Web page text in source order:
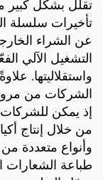
تقلل بشكل كبير
تأخيرات سلسلة
عن الشراء
التشغيل الآلي
واستقلاليتها.
الشركات من
إذ يمكن للشركات
من خلال إنتاج
وأنواع متعددة
طباعة الشعارات